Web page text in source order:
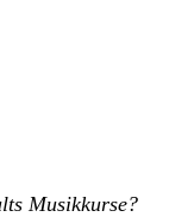
Musikkurse?